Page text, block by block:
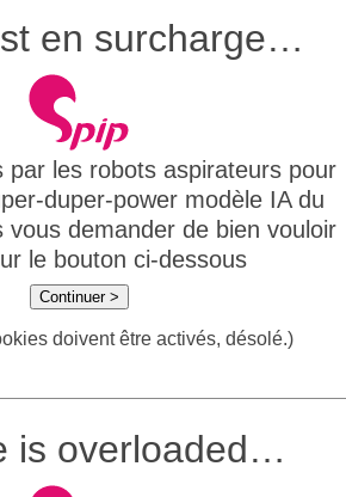
en surcharge…
par les robots aspirateurs pour
duper-power modèle IA du
vous demander de bien vouloir
le bouton ci-dessous
Continuer >
doivent être activés, désolé.)
is overloaded…